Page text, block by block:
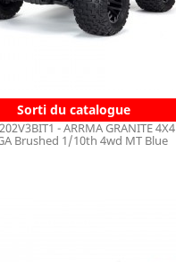
Sorti du catalogue
- ARRMA GRANITE 4X4
Brushed 1/10th 4wd MT Blue